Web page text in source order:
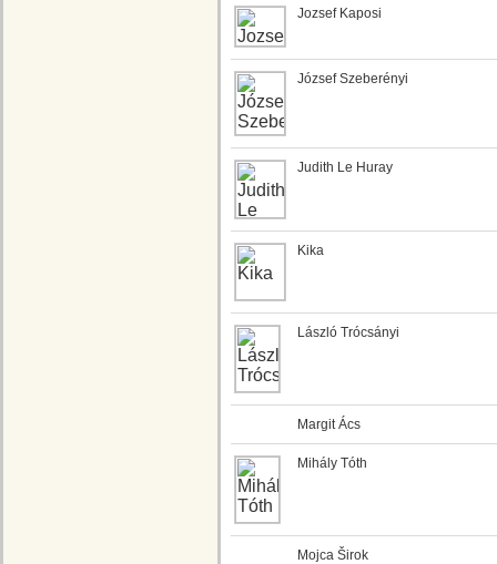
Jozsef Kaposi
József Szeberényi
Judith Le Huray
Kika
László Trócsányi
Margit Ács
Mihály Tóth
Mojca Širok